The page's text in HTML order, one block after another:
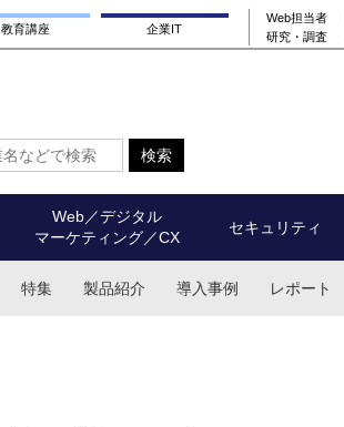
教育講座 企業IT
Web担当者
研究・調査
Web／デジタル
マーケティング／CX
セキュリティ
特集 製品紹介 導入事例 レポート